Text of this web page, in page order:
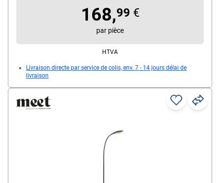
Modèle d'ampoule : ampoules (non incluses) / E27
Particularités : socle lesté / deux positions de
168,99 €
par pièce
HTVA
Livraison directe par service de colis, env. 7 - 14 jours délai de
livraison